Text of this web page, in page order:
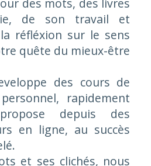
des mots, des livres
de son travail et
réfléxion sur le sens
quête du mieux-être
des cours de
rapidement
depuis des
en ligne, au succès
et ses clichés, nous